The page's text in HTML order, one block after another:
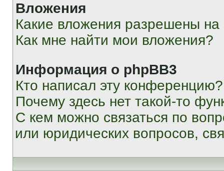
Вложения
Какие вложения разрешены
Как мне найти мои вложения?
Информация о phpBB3
Кто написал эту конференцию?
Почему здесь нет такой-то
С кем можно связаться по
или юридических вопросов,